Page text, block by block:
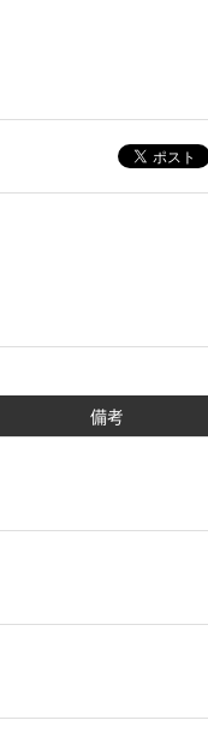
備考